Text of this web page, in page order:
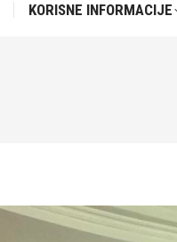
KORISNE INFORMACIJE